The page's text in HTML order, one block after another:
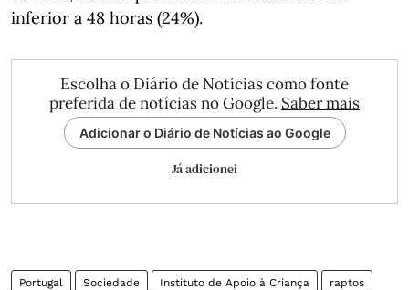
inferior a 48 horas (24%).
Escolha o Diário de Notícias como fonte
preferida de notícias no Google. Saber mais
Adicionar o Diário de Notícias ao Google
Já adicionei
Portugal Sociedade Instituto de Apoio à Criança raptos